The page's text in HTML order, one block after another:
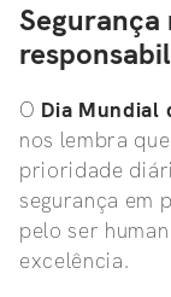
O Dia Mundial
nos lembra
prioridade
segurança em
pelo ser
excelência.